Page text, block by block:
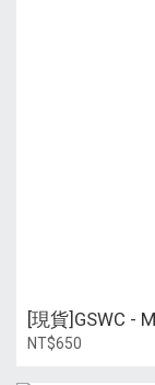
[現貨]GSWC -
NT$650